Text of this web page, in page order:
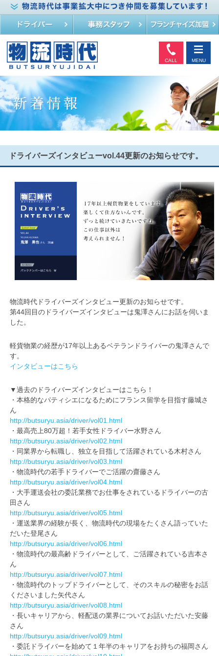
CALL MENU
ドライバーズインタビューvol.44更新のお知らせです。
物流時代ドライバーズインタビュー更新のお知らせです。
第44回目のドライバーズインタビューは鬼澤さんにお話を伺いま
した。
軽貨物業の経歴が17年以上あるベテランドライバーの鬼澤さんで
す。
インタビューはこちら
▼過去のドライバーズインタビューはこちら！
・本格的なパティシエになるためにフランス留学を目指す藤城さ
ん
http://butsuryu.asia/driver/vol01.html
・最高売上80万超！若手女性ドライバー水野さん
http://butsuryu.asia/driver/vol02.html
・同業界から転職し、独立を目指して活躍されている木村さん
http://butsuryu.asia/driver/vol03.html
・物流時代の若手ドライバーでご活躍の齋藤さん
http://butsuryu.asia/driver/vol04.html
・大手運送会社の委託業務でお仕事をされているドライバーの古
田さん
http://butsuryu.asia/driver/vol05.html
・運送業界の経験が長く、物流時代の現場をたくさん語っていた
だいた登尾さん
http://butsuryu.asia/driver/vol06.html
・物流時代の最高齢ドライバーとして、ご活躍されている吉本さ
ん
http://butsuryu.asia/driver/vol07.html
・物流時代のトップドライバーとして、そのスキルの秘密をお話
くださいました矢代さん
http://butsuryu.asia/driver/vol08.html
・長いキャリアから、軽配送の業界についてお話いただいた安藤
さん
http://butsuryu.asia/driver/vol09.html
・委託ドライバーを始めて１年半のキャリアをお持ちの福岡さん